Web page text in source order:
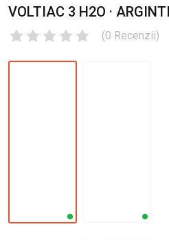
VOLTIAC 3 H2O ·
(0 Recenzii)